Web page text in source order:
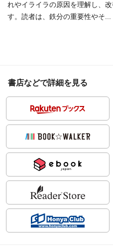
れやイライラの原因を理解し、
す。読者は、鉄分の重要性やそ...
書店などで詳細を見る